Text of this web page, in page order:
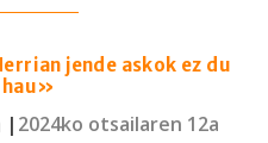
jende askok ez du
| 2024ko otsailaren 12a